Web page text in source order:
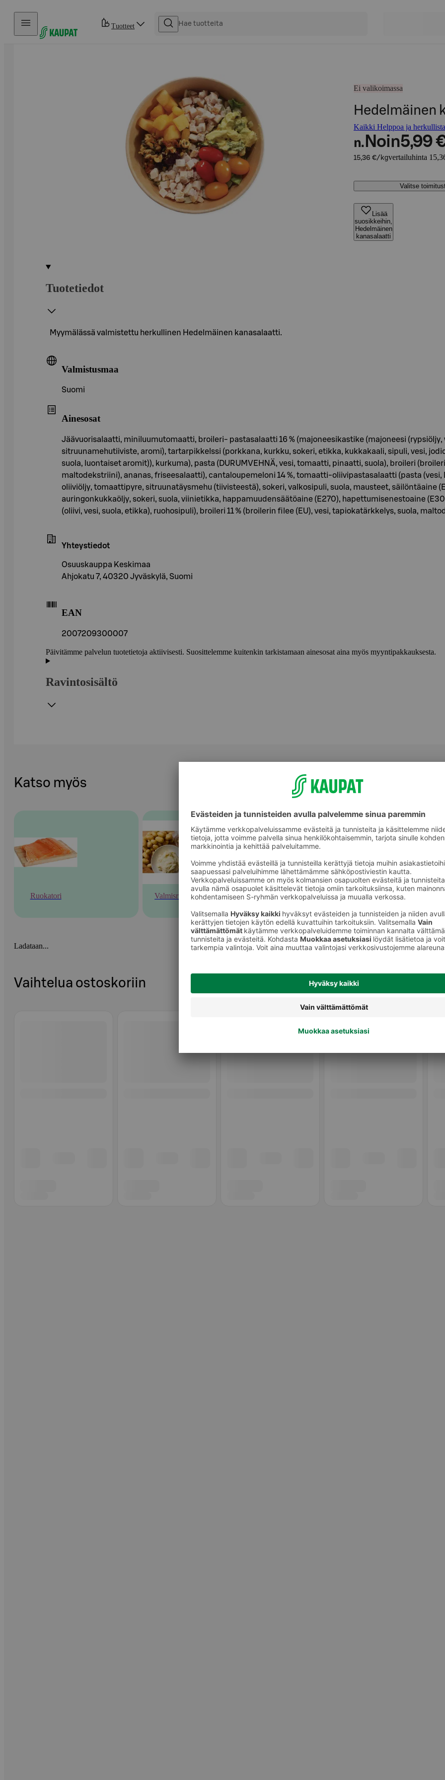
Hyppää sisältöön
Tuotteet
Ei valikoimassa
Hedelmäinen
Kaikki Helppoa ja
n. Noin5,99
15,36 €/kgvertailuhinta
Valitse
Lisää
suosikkeihin,
Hedelmäinen
kanasalaatti
Tuotetiedot
Myymälässä valmistettu herkullinen Hedelmäinen kanasalaatti.
Valmistusmaa
Suomi
Ainesosat
Jäävuorisalaatti, miniluumutomaatti, broileri- pastasalaatti 16 % (majoneesikastike (majoneesi (rypsiöljy,
sitruunamehutiiviste, aromi), tartarpikkelssi (porkkana, kurkku, sokeri, etikka, kukkakaali, sipuli, vesi,
suola, luontaiset aromit)), kurkuma), pasta (DURUMVEHNÄ, vesi, tomaatti, pinaatti, suola), broileri
maltodekstriini), ananas, friseesalaatti), cantaloupemeloni 14 %, tomaatti-oliivipastasalaatti (pasta (vesi,
oliiviöljy, tomaattipyre, sitruunatäysmehu (tiivisteestä), sokeri, valkosipuli, suola, mausteet, säilöntäaine
auringonkukkaöljy, sokeri, suola, viinietikka, happamuudensäätöaine (E270), hapettumisenestoaine
(oliivi, vesi, suola, etikka), ruohosipuli), broileri 11 % (broilerin filee (EU), vesi, tapiokatärkkelys, suola,
Yhteystiedot
Osuuskauppa Keskimaa
Ahjokatu 7, 40320 Jyväskylä, Suomi
EAN
2007209300007
Päivitämme palvelun tuotetietoja aktiivisesti. Suosittelemme kuitenkin tarkistamaan ainesosat aina myös myyntipakkauksesta.
Ravintosisältö
Katso myös
Ruokatori Valmisruoka Salaatit
Ladataan...
Vaihtelua ostoskoriin